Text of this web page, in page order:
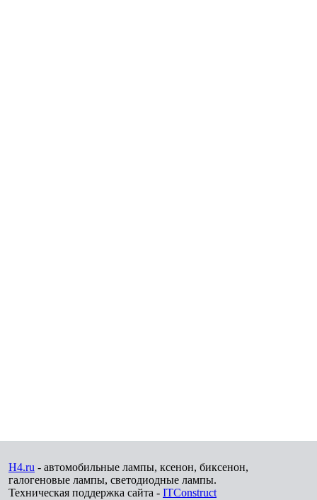
H4.ru - автомобильные лампы, ксенон, биксенон,
галогеновые лампы, светодиодные лампы.
Техническая поддержка сайта - ITConstruct